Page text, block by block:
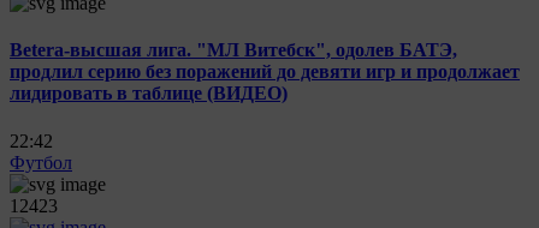
Betera-высшая лига. "МЛ Витебск", одолев БАТЭ,
продлил серию без поражений до девяти игр и продолжает
лидировать в таблице (ВИДЕО)
22:42
Футбол
12423